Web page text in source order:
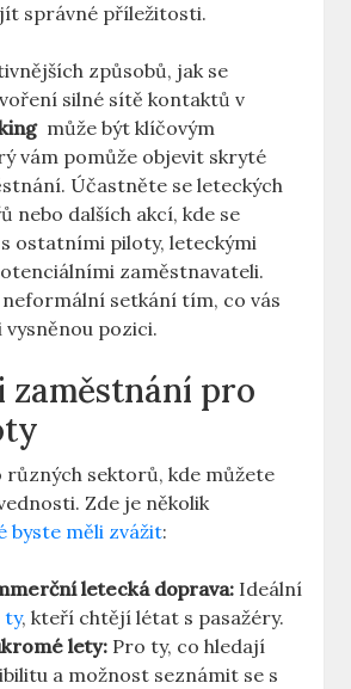
správné příležitosti.
⁤způsobů, jak se
​silné sítě kontaktů v
⁤ může být klíčovým
vám ‌pomůže objevit skryté
Účastněte ‌se⁣ leteckých
nebo‍ dalších akcí, kde se⁤
ostatními‌ piloty, leteckými
zaměstnavateli.
setkání‍ tím, co vás
vysněnou pozici.
⁣zaměstnání​ pro
různých sektorů, kde můžete
Zde je několik
byste měli zvážit:
letecká doprava: ‍Ideální
ty, kteří⁤ chtějí létat s pasažéry.
lety: Pro ty, co ⁢hledají⁣
a možnost seznámit se s